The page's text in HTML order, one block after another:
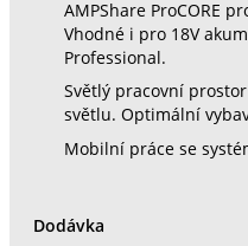
AMPShare ProCORE
Vhodné i pro 18V
Professional.
Světlý pracovní
světlu. Optimální
Mobilní práce se
Dodávka